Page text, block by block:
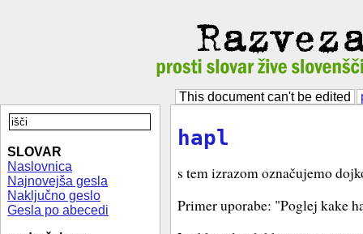
This document can't be edited
SLOVAR
Naslovnica
Najnovejša gesla
Naključno geslo
Gesla po abecedi
hapl
s tem izrazom označujemo
Primer uporabe: "Poglej kake